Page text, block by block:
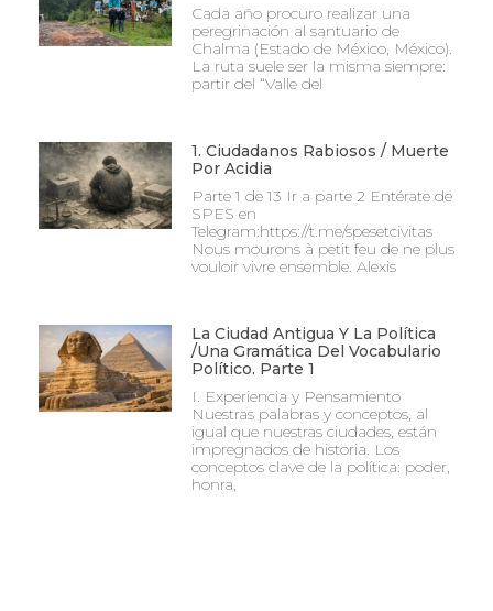
Cada año procuro realizar una
peregrinación al santuario de
Chalma (Estado de México, México).
La ruta suele ser la misma siempre:
partir del “Valle del
1. Ciudadanos Rabiosos / Muerte
Por Acidia
Parte 1 de 13 Ir a parte 2 Entérate de
SPES en
Telegram:https://t.me/spesetcivitas
Nous mourons à petit feu de ne plus
vouloir vivre ensemble. Alexis
La Ciudad Antigua Y La Política
/Una Gramática Del Vocabulario
Político. Parte 1
I. Experiencia y Pensamiento
Nuestras palabras y conceptos, al
igual que nuestras ciudades, están
impregnados de historia. Los
conceptos clave de la política: poder,
honra,